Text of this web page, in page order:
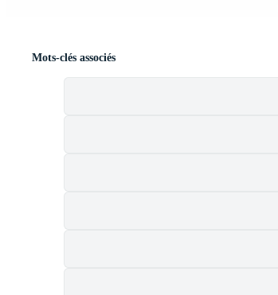
Mots-clés associés